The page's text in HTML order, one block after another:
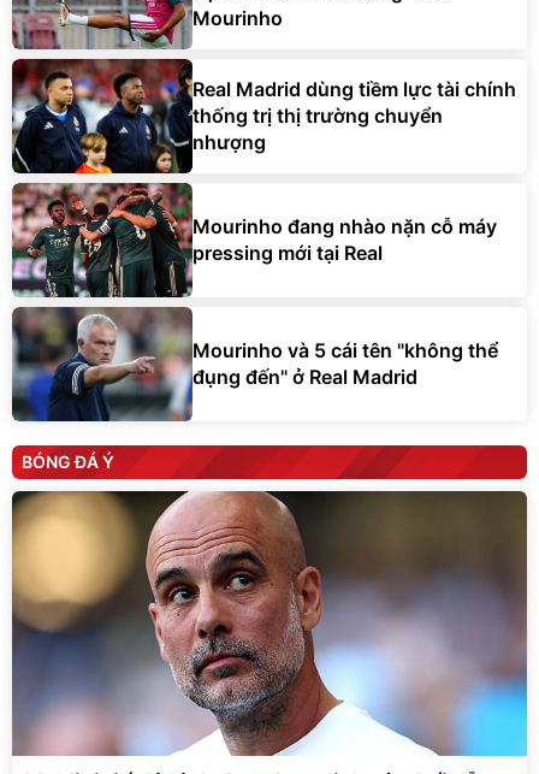
Mourinho
Real Madrid dùng tiềm lực tài chính
thống trị thị trường chuyển
nhượng
Mourinho đang nhào nặn cỗ máy
pressing mới tại Real
Mourinho và 5 cái tên "không thể
đụng đến" ở Real Madrid
BÓNG ĐÁ Ý